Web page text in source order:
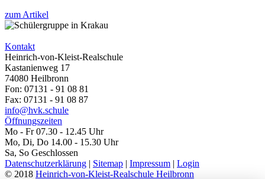
zum Artikel
Kontakt
Heinrich-von-Kleist-Realschule
Kastanienweg 17
74080 Heilbronn
Fon: 07131 - 91 08 81
Fax: 07131 - 91 08 87
info@hvk.schule
Öffnungszeiten
Mo - Fr 07.30 - 12.45 Uhr
Mo, Di, Do 14.00 - 15.30 Uhr
Sa, So Geschlossen
Datenschutzerklärung | Sitemap | Impressum | Login
© 2018 Heinrich-von-Kleist-Realschule Heilbronn